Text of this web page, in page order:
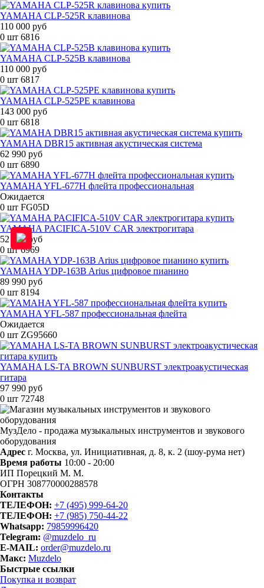
YAMAHA CLP-525R клавинова
110 000 руб
0 шт 6816
YAMAHA CLP-525B клавинова
110 000 руб
0 шт 6817
YAMAHA CLP-525PE клавинова
143 000 руб
0 шт 6818
YAMAHA DBR15 активная акустическая система
62 990 руб
0 шт 6890
YAMAHA YFL-677H флейта профессиональная
Ожидается
0 шт FG05D
YAMAHA PACIFICA-510V CAR электрогитара
52 490 руб
0 шт 6969
YAMAHA YDP-163B Arius цифровое пианино
89 990 руб
0 шт 8194
YAMAHA YFL-587 профессиональная флейта
Ожидается
0 шт ZG95660
YAMAHA LS-TA BROWN SUNBURST электроакустическая
гитара
97 990 руб
0 шт 72748
МузДело - продажа музыкальных инструментов и звукового
оборудования
Адрес г. Москва, ул. Инициативная, д. 8, к. 2 (шоу-рума нет)
Время работы 10:00 - 20:00
ИП Порецкий М. М.
ОГРН 308770000288578
Контакты
ТЕЛЕФОН: +7 (495) 999-64-20
ТЕЛЕФОН: +7 (985) 750-44-22
Whatsapp: 79859996420
Telegram: @muzdelo_ru
E-MAIL: order@muzdelo.ru
Макс: Muzdelo
Быстрые ссылки
Покупка и возврат